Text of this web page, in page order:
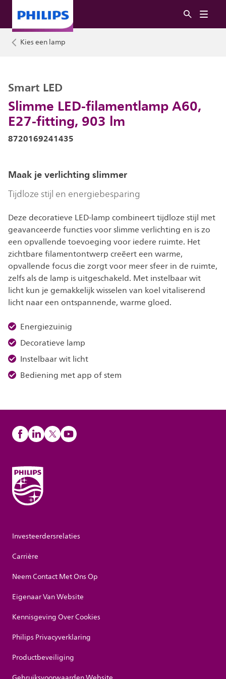
Kies een lamp
Slimme LED-filamentlamp A60,
E27-fitting, 903 lm
Smart LED
8720169241435
Maak je verlichting slimmer
Tijdloze stijl en energiebesparing
Deze decoratieve LED-lamp combineert tijdloze stijl met
geavanceerde functies voor slimme verlichting en is zo
een opvallende toevoeging voor iedere ruimte. Het
zichtbare filamentontwerp creëert een warme,
opvallende focus die zorgt voor meer sfeer in de ruimte,
zelfs als de lamp is uitgeschakeld. Met instelbaar wit
licht kun je gemakkelijk wisselen van koel vitaliserend
licht naar een ontspannende, warme gloed.
Energiezuinig
Decoratieve lamp
Instelbaar wit licht
Bediening met app of stem
Investeerdersrelaties
Carrière
Neem Contact Met Ons Op
Eigenaar Van Website
Kennisgeving Over Cookies
Philips Privacyverklaring
Productbeveiliging